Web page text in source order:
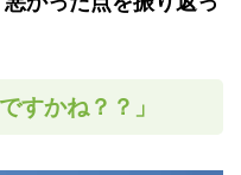
すかね？？」